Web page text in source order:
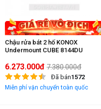
Chậu rửa bát 2 hố KONOX
Undermount CUBE 8144DU
6.273.000đ 7.380.000đ
Đã bán1572
Miễn phí vận chuyển toàn quốc